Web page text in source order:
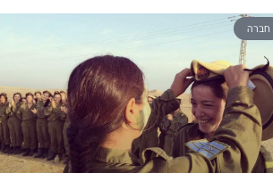
חברה